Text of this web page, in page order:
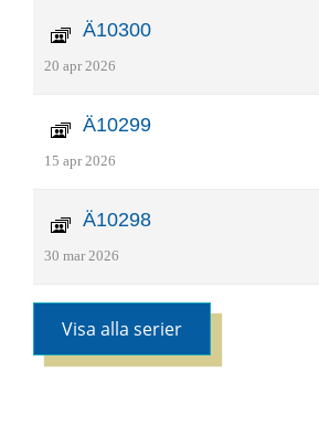
Ä10300
20 apr 2026
Ä10299
15 apr 2026
Ä10298
30 mar 2026
Visa alla serier